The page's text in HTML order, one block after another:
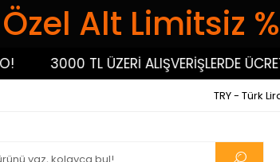
Alt Limitsiz
3000 TL ÜZERİ ALIŞVERİŞLERDE
TRY - Türk